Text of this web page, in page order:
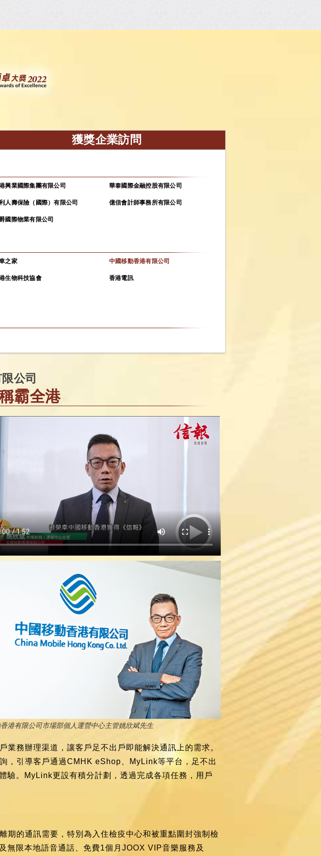
獲獎企業訪問
興業國際集團有限公司 華泰國際金融控股有限公司
人壽保險（國際）有限公司 億信會計師事務所有限公司
國際物業有限公司
之家 中國移動香港有限公司
生物科技協會 香港電訊
公司
霸全港
港有限公司市場部個人運營中心主管姚欣斌先生
務辦理渠道，讓客戶足不出戶即能解決通訊上的需求。
，引導客戶通過CMHK eShop、MyLink等平台，足不出
驗。MyLink更設有積分計劃，透過完成各項任務，用戶
期的通訊需要，特別為入住檢疫中心和被重點圍封強制檢
無限本地語音通話、免費1個月JOOX VIP音樂服務及